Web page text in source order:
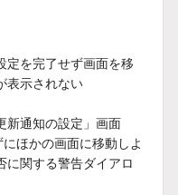
定を完了せず画面を移
表示されない
新通知の設定」画面
ほかの画面に移動しよ
に関する警告ダイアロ